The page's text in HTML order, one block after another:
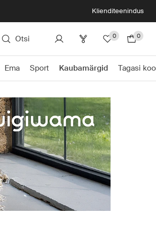
Klienditeenindus
Otsi 0 0
Ema Sport Kaubamärgid Tagasi